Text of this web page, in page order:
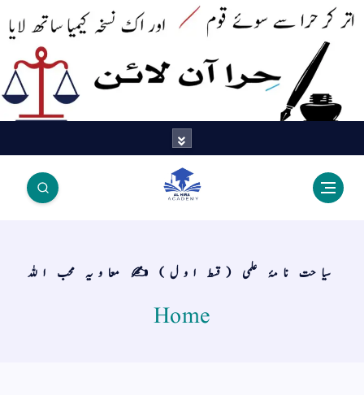
اک نسخہ کیمیا ساتھ لایا
سیاحت نامۂ علمی (قسط اول) ✍️ معاویہ محب اللہ
Home